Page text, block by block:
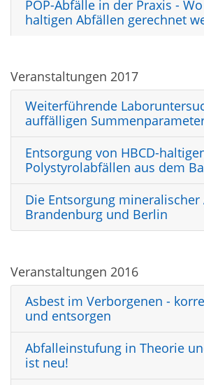
POP-Abfälle in der Praxis -
haltigen Abfällen gerechnet
Veranstaltungen 2017
Weiterführende
auffälligen
Entsorgung von HBCD-
Polystyrolabfällen aus dem
Die Entsorgung mineralischer
Brandenburg und Berlin
Veranstaltungen 2016
Asbest im Verborgenen -
und entsorgen
Abfalleinstufung in Theorie
ist neu!